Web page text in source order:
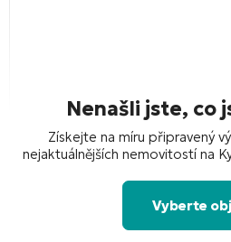
Nenašli jste, co
Získejte na míru připravený
nejaktuálnějších nemovitostí na
Vyberte